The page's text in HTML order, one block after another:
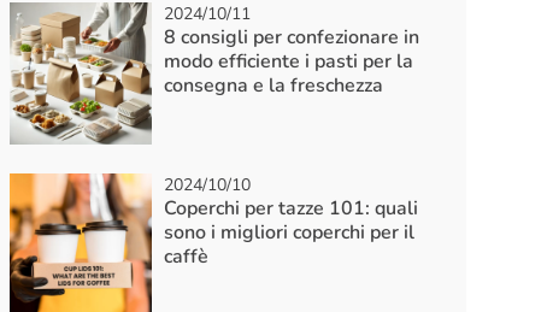
2024/10/11
8 consigli per confezionare in
modo efficiente i pasti per la
consegna e la freschezza
2024/10/10
Coperchi per tazze 101: quali
sono i migliori coperchi per il
caffè